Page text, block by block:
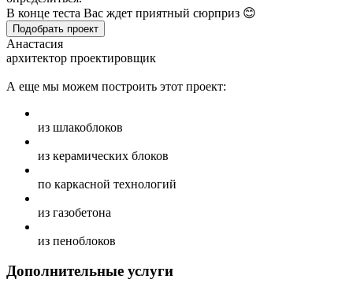
В конце теста Вас ждет приятный сюрприз 😊
Подобрать проект
Анастасия
архитектор проектировщик
А еще мы можем построить этот проект:
из шлакоблоков
из керамических блоков
по каркасной технологий
из газобетона
из пеноблоков
Дополнительные услуги